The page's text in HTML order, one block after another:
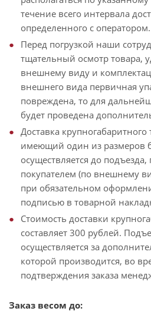
течение всего интервала
определенного с оператором.
Перед погрузкой наши
тщательный осмотр товара,
внешнему виду и
внешнего вида первичная
повреждена, то для
будет проведена
Доставка
имеющий один из размеров
осуществляется до
покупателем (по внешнему
при обязательном
подписью в товарной
Стоимость доставки
составляет 300 рублей.
осуществляется за
которой производится, во
подтверждения заказа
Заказ весом до: